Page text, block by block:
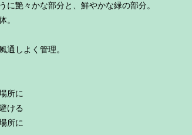
に艶々かな部分と、鮮やかな緑の部分。
。
通しよく管理。
所に
ける
所に